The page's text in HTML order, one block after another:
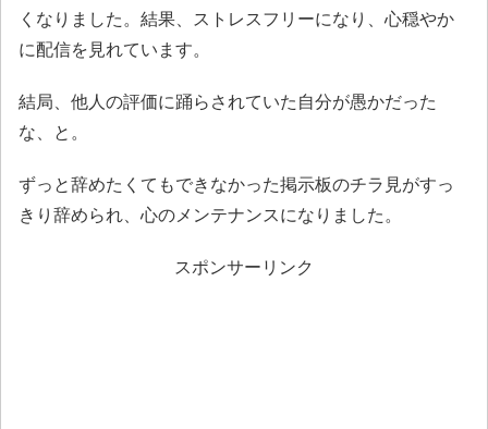
くなりました。結果、ストレスフリーになり、心穏やか
に配信を見れています。
結局、他人の評価に踊らされていた自分が愚かだった
な、と。
ずっと辞めたくてもできなかった掲示板のチラ見がすっ
きり辞められ、心のメンテナンスになりました。
スポンサーリンク